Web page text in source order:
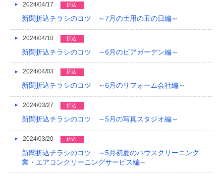
2024/04/17 折込
新聞折込チラシのコツ ～7月の土用の丑の日編～
2024/04/10 折込
新聞折込チラシのコツ ～6月のビアガーデン編～
2024/04/03 折込
新聞折込チラシのコツ ～6月のリフォーム会社編～
2024/03/27 折込
新聞折込チラシのコツ ～5月の写真スタジオ編～
2024/03/20 折込
新聞折込チラシのコツ ～5月初夏のハウスクリーニング
業・エアコンクリーニングサービス編～